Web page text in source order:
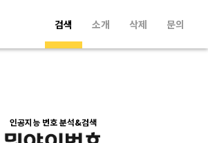
검색 소개 삭제 문의
인공지능 번호 분석&검색